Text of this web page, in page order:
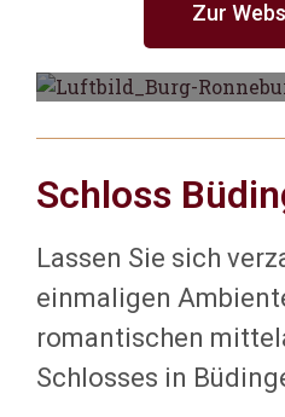
Zur
Schloss
Schloss
Lassen Sie sich
einmaligen
romantischen
Schlosses in